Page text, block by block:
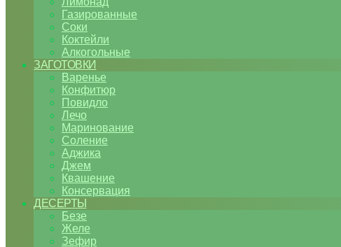
Газированные
Соки
Коктейли
Алкогольные
ЗАГОТОВКИ
Варенье
Конфитюр
Повидло
Лечо
Маринование
Соление
Аджика
Джем
Квашение
Консервация
ДЕСЕРТЫ
Безе
Желе
Зефир